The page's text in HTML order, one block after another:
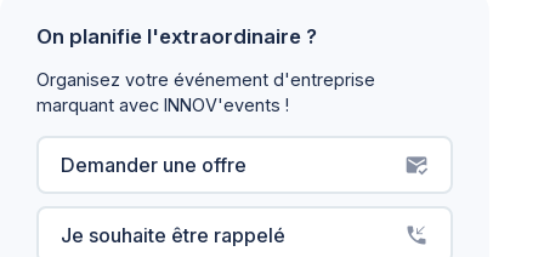
On planifie l'extraordinaire ?
Organisez votre événement d'entreprise
marquant avec INNOV'events !
Demander une offre mark_email_read
Je souhaite être rappelé phone_callback